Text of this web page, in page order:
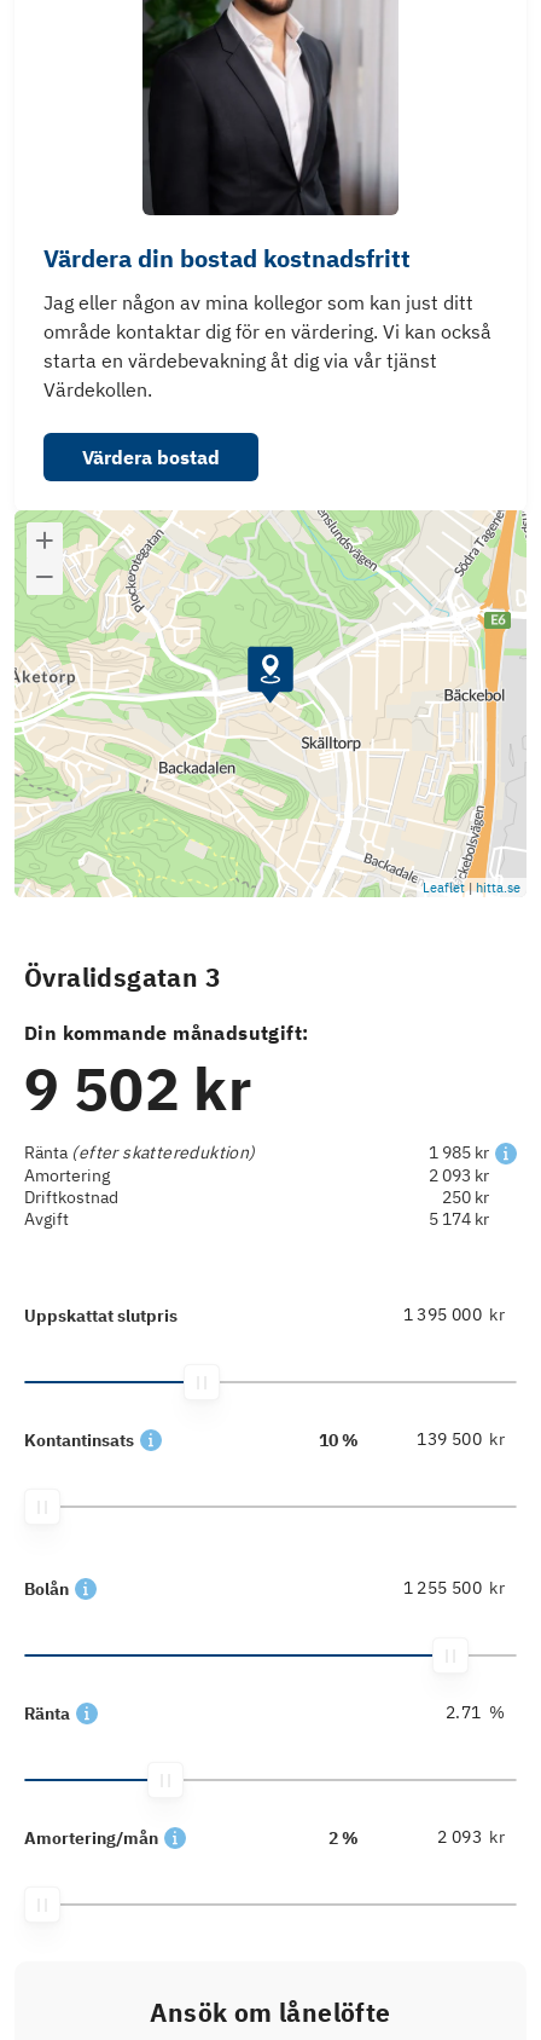
Värdera din bostad kostnadsfritt
Jag eller någon av mina kollegor som kan just ditt
område kontaktar dig för en värdering. Vi kan också
starta en värdebevakning åt dig via vår tjänst
Värdekollen.
Värdera bostad
Leaflet | hitta.se
Övralidsgatan 3
Din kommande månadsutgift:
9 502 kr
Ränta (efter skattereduktion)
1 985 kr
Amortering
2 093 kr
Driftkostnad
250 kr
Avgift
5 174 kr
Uppskattat slutpris kr
Kontantinsats 10 % kr
Bolån kr
Ränta %
Amortering/mån 2 % kr
Ansök om lånelöfte